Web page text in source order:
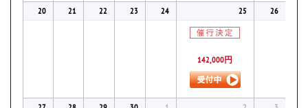
20 21 22 23 24 25
142,000円
26